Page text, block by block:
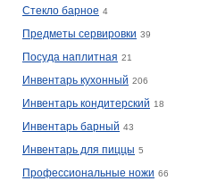
Стекло барное 4
Предметы сервировки 39
Посуда наплитная 21
Инвентарь кухонный 206
Инвентарь кондитерский 18
Инвентарь барный 43
Инвентарь для пиццы 5
Профессиональные ножи 66